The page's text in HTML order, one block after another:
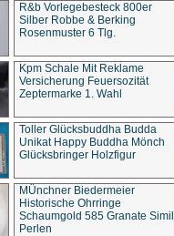
R&b Vorlegebesteck 800er
Silber Robbe & Berking
Rosenmuster 6 Tlg.
Kpm Schale Mit Reklame
Versicherung Feuersozität
Zeptermarke 1. Wahl
Toller Glücksbuddha Budda
Unikat Happy Buddha Mönch
Glücksbringer Holzfigur
MÜnchner Biedermeier
Historische Ohrringe
Schaumgold 585 Granate
Perlen